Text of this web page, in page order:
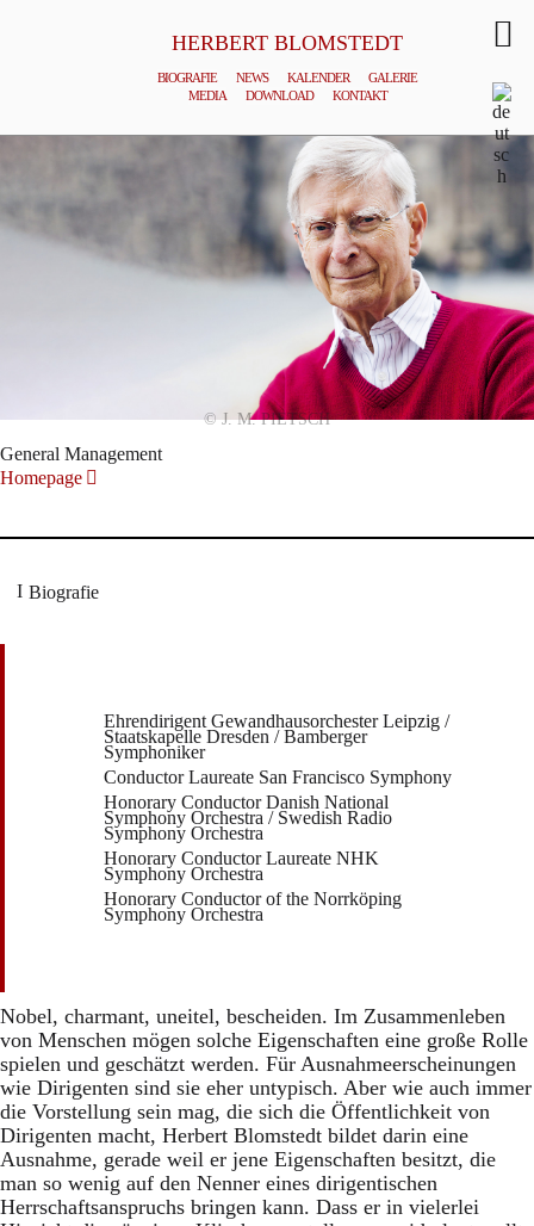
HERBERT BLOMSTEDT
BIOGRAFIE NEWS KALENDER
GALERIE
MEDIA
DOWNLOAD KONTAKT
© J. M. PIETSCH
General Management
Homepage
Biografie
Ehrendirigent Gewandhausorchester Leipzig /
Staatskapelle Dresden / Bamberger
Symphoniker
Conductor Laureate San Francisco Symphony
Honorary Conductor Danish National
Symphony Orchestra / Swedish Radio
Symphony Orchestra
Honorary Conductor Laureate NHK
Symphony Orchestra
Honorary Conductor of the Norrköping
Symphony Orchestra
Nobel, charmant, uneitel, bescheiden. Im Zusammenleben
von Menschen mögen solche Eigenschaften eine große Rolle
spielen und geschätzt werden. Für Ausnahmeerscheinungen
wie Dirigenten sind sie eher untypisch. Aber wie auch immer
die Vorstellung sein mag, die sich die Öffentlichkeit von
Dirigenten macht, Herbert Blomstedt bildet darin eine
Ausnahme, gerade weil er jene Eigenschaften besitzt, die
man so wenig auf den Nenner eines dirigentischen
Herrschaftsanspruchs bringen kann. Dass er in vielerlei